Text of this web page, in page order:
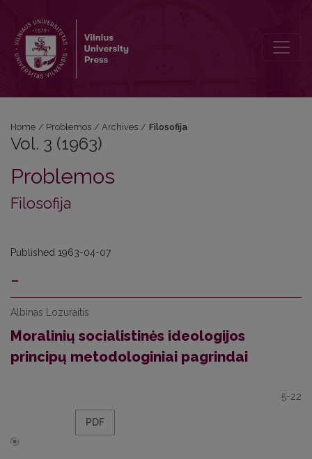
Home / Problemos / Archives / Filosofija
Vol. 3 (1963)
Problemos
Filosofija
Published 1963-04-07
-
Albinas Lozuraitis
Moralinių socialistinės ideologijos
principų metodologiniai pagrindai
5-22
PDF